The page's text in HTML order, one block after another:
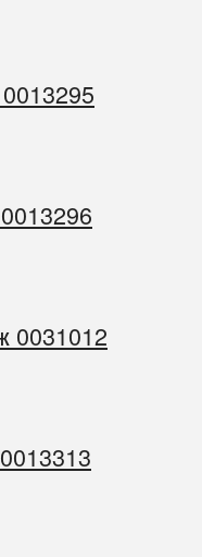
0031012